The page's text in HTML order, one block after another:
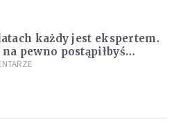
każdy jest ekspertem.
na pewno postąpiłbyś